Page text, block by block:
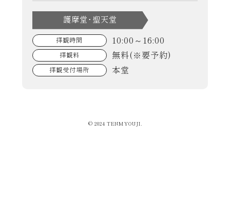
護摩堂･聖天堂
拝観時間 10:00～16:00
拝観料 無料(※要予約)
拝観受付場所 本堂
© 2024 TENMYOUJI.